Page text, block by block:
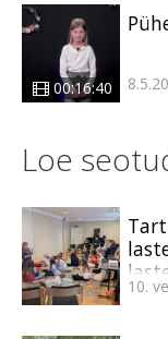
00:16:40
Loe
10.